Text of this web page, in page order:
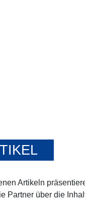
Artikeln
Partner über die